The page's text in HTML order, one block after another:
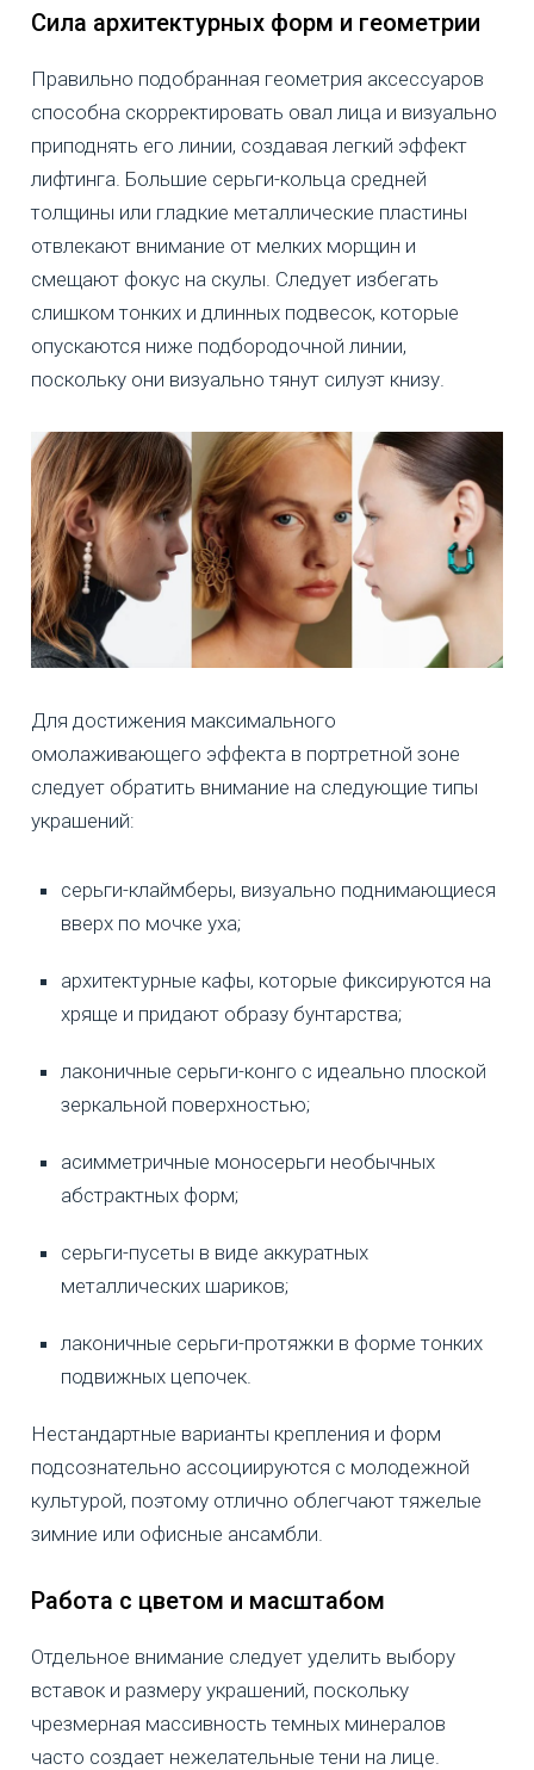
Сила архитектурных форм и геометрии
Правильно подобранная геометрия аксессуаров
способна скорректировать овал лица и визуально
приподнять его линии, создавая легкий эффект
лифтинга. Большие серьги-кольца средней
толщины или гладкие металлические пластины
отвлекают внимание от мелких морщин и
смещают фокус на скулы. Следует избегать
слишком тонких и длинных подвесок, которые
опускаются ниже подбородочной линии,
поскольку они визуально тянут силуэт книзу.
Для достижения максимального
омолаживающего эффекта в портретной зоне
следует обратить внимание на следующие типы
украшений:
серьги-клаймберы, визуально поднимающиеся
вверх по мочке уха;
архитектурные кафы, которые фиксируются на
хряще и придают образу бунтарства;
лаконичные серьги-конго с идеально плоской
зеркальной поверхностью;
асимметричные моносерьги необычных
абстрактных форм;
серьги-пусеты в виде аккуратных
металлических шариков;
лаконичные серьги-протяжки в форме тонких
подвижных цепочек.
Нестандартные варианты крепления и форм
подсознательно ассоциируются с молодежной
культурой, поэтому отлично облегчают тяжелые
зимние или офисные ансамбли.
Работа с цветом и масштабом
Отдельное внимание следует уделить выбору
вставок и размеру украшений, поскольку
чрезмерная массивность темных минералов
часто создает нежелательные тени на лице.